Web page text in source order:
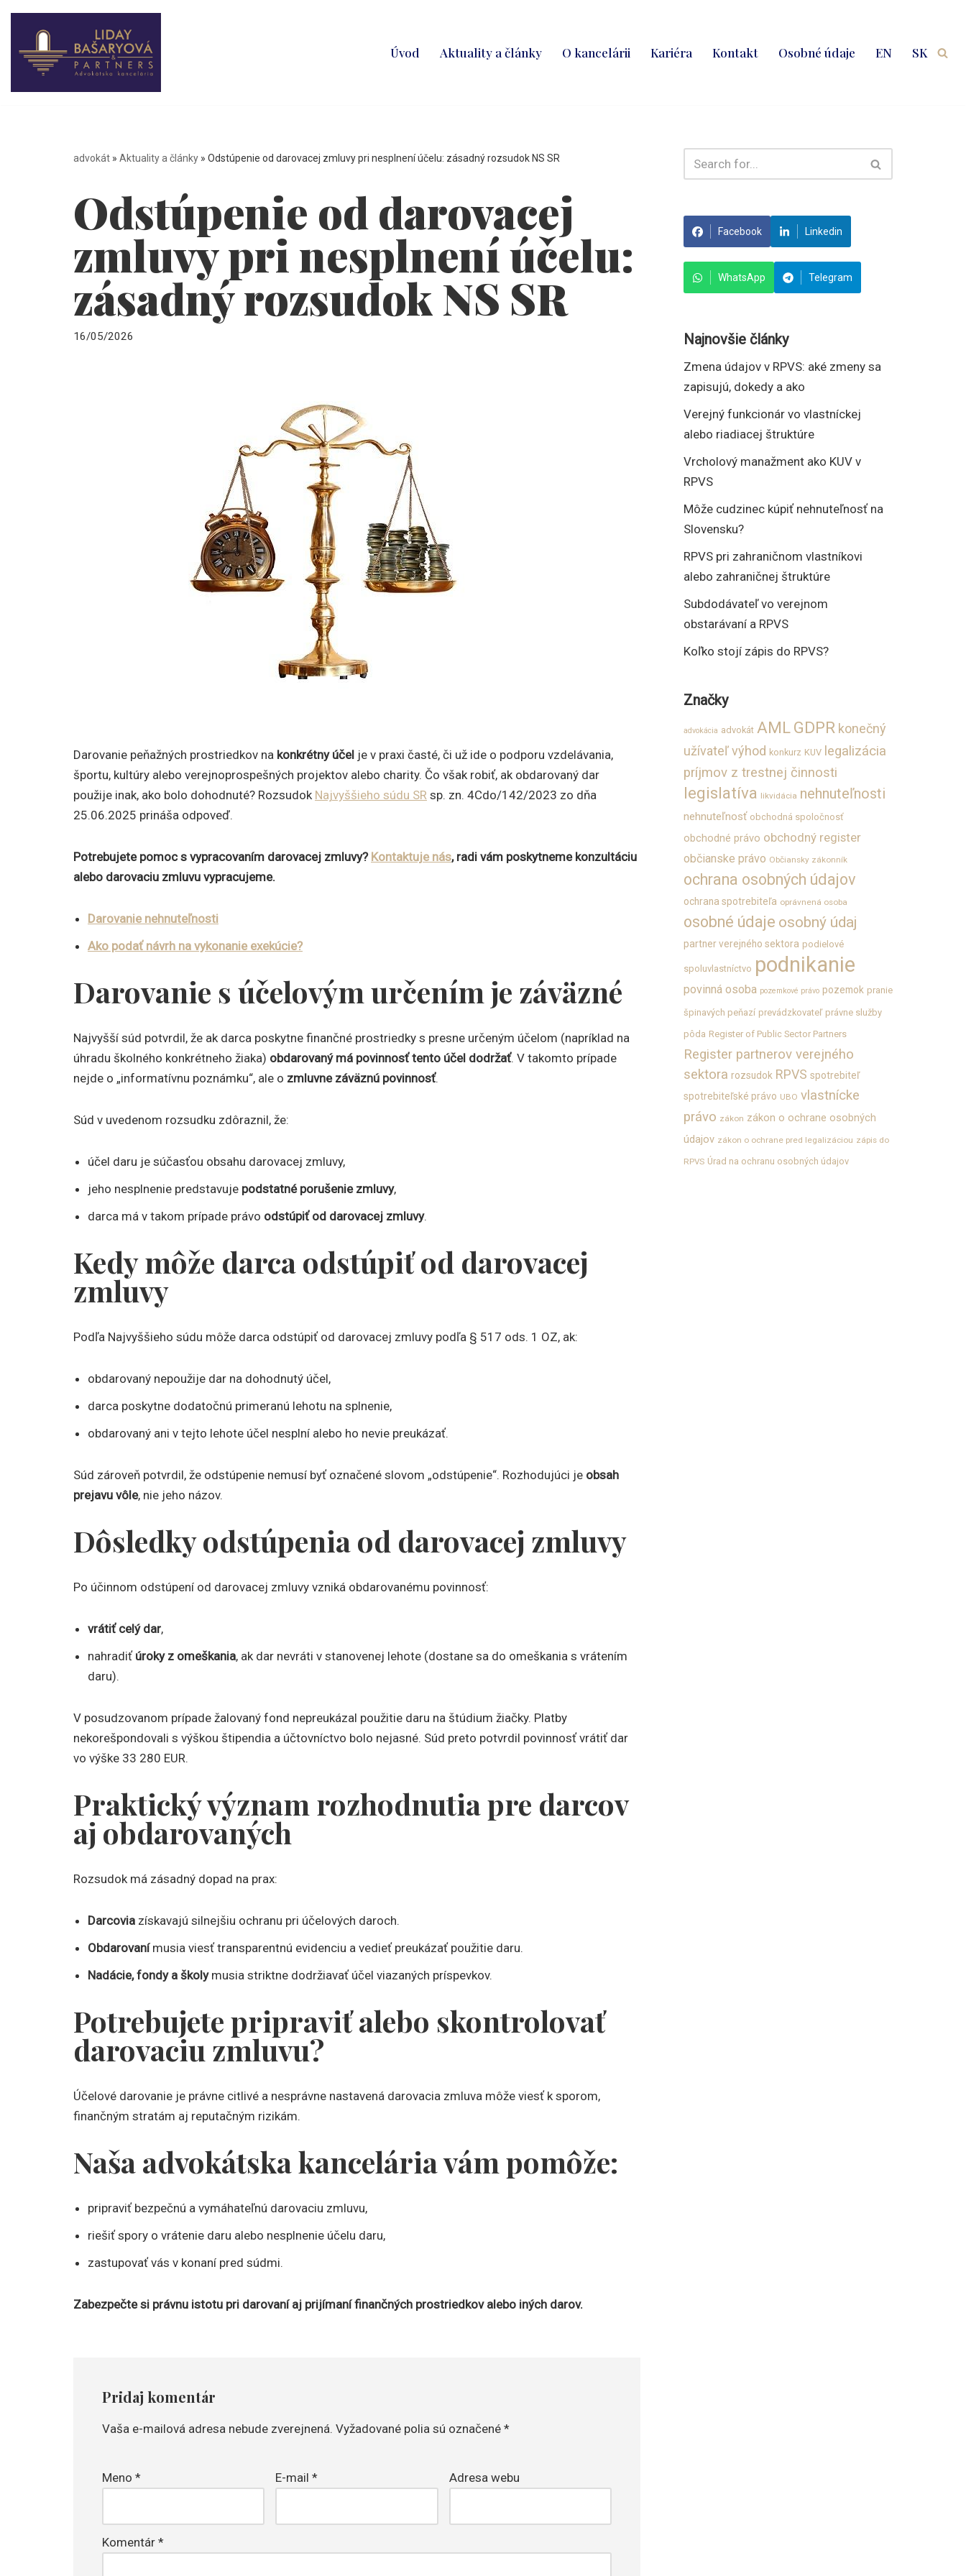
Preskočiť
Úvod Aktuality a články O kancelárii Kariéra Kontakt Osobné údaje EN SK
advokát » Aktuality a články » Odstúpenie od darovacej zmluvy pri nesplnení účelu: zásadný rozsudok NS SR
Odstúpenie od darovacej
zmluvy pri nesplnení účelu:
zásadný rozsudok NS SR
16/05/2026
Darovanie peňažných prostriedkov na konkrétny účel je v praxi časté, či už ide o podporu vzdelávania,
športu, kultúry alebo verejnoprospešných projektov alebo charity. Čo však robiť, ak obdarovaný dar
použije inak, ako bolo dohodnuté? Rozsudok Najvyššieho súdu SR sp. zn. 4Cdo/142/2023 zo dňa
25.06.2025 prináša odpoveď.
Potrebujete pomoc s vypracovaním darovacej zmluvy? Kontaktuje nás, radi vám poskytneme konzultáciu
alebo darovaciu zmluvu vypracujeme.
Darovanie nehnuteľnosti
Ako podať návrh na vykonanie exekúcie?
Darovanie s účelovým určením je záväzné
Najvyšší súd potvrdil, že ak darca poskytne finančné prostriedky s presne určeným účelom (napríklad na
úhradu školného konkrétneho žiaka) obdarovaný má povinnosť tento účel dodržať. V takomto prípade
nejde o „informatívnu poznámku“, ale o zmluvne záväznú povinnosť.
Súd v uvedenom rozsudku zdôraznil, že:
účel daru je súčasťou obsahu darovacej zmluvy,
jeho nesplnenie predstavuje podstatné porušenie zmluvy,
darca má v takom prípade právo odstúpiť od darovacej zmluvy.
Kedy môže darca odstúpiť od darovacej
zmluvy
Podľa Najvyššieho súdu môže darca odstúpiť od darovacej zmluvy podľa § 517 ods. 1 OZ, ak:
obdarovaný nepoužije dar na dohodnutý účel,
darca poskytne dodatočnú primeranú lehotu na splnenie,
obdarovaný ani v tejto lehote účel nesplní alebo ho nevie preukázať.
Súd zároveň potvrdil, že odstúpenie nemusí byť označené slovom „odstúpenie“. Rozhodujúci je obsah
prejavu vôle, nie jeho názov.
Dôsledky odstúpenia od darovacej zmluvy
Po účinnom odstúpení od darovacej zmluvy vzniká obdarovanému povinnosť:
vrátiť celý dar,
nahradiť úroky z omeškania, ak dar nevráti v stanovenej lehote (dostane sa do omeškania s vrátením
daru).
V posudzovanom prípade žalovaný fond nepreukázal použitie daru na štúdium žiačky. Platby
nekorešpondovali s výškou štipendia a účtovníctvo bolo nejasné. Súd preto potvrdil povinnosť vrátiť dar
vo výške 33 280 EUR.
Praktický význam rozhodnutia pre darcov
aj obdarovaných
Rozsudok má zásadný dopad na prax:
Darcovia získavajú silnejšiu ochranu pri účelových daroch.
Obdarovanímusia viesť transparentnú evidenciu a vedieť preukázať použitie daru.
Nadácie, fondy a školymusia striktne dodržiavať účel viazaných príspevkov.
Potrebujete pripraviť alebo skontrolovať
darovaciu zmluvu?
Účelové darovanie je právne citlivé a nesprávne nastavená darovacia zmluva môže viesť k sporom,
finančným stratám aj reputačným rizikám.
Naša advokátska kancelária vám pomôže:
pripraviť bezpečnú a vymáhateľnú darovaciu zmluvu,
riešiť spory o vrátenie daru alebo nesplnenie účelu daru,
zastupovať vás v konaní pred súdmi.
Zabezpečte si právnu istotu pri darovaní aj prijímaní finančných prostriedkov alebo iných darov.
Pridaj komentár
Vaša e-mailová adresa nebude zverejnená. Vyžadované polia sú označené *
Meno * E-mail* Adresa webu
Komentár *
Facebook Linkedin
WhatsApp Telegram
Najnovšie články
Zmena údajov v RPVS: aké zmeny sa
zapisujú, dokedy a ako
Verejný funkcionár vo vlastníckej
alebo riadiacej štruktúre
Vrcholový manažment ako KUV v
RPVS
Môže cudzinec kúpiť nehnuteľnosť na
Slovensku?
RPVS pri zahraničnom vlastníkovi
alebo zahraničnej štruktúre
Subdodávateľ vo verejnom
obstarávaní a RPVS
Koľko stojí zápis do RPVS?
Značky
advokácia advokát AML GDPR konečný
užívateľ výhod konkurz KUV legalizácia
príjmov z trestnej činnosti
legislatíva likvidácia nehnuteľnosti
nehnuteľnosť obchodná spoločnosť
obchodné právo obchodný register
občianske právo Občiansky zákonník
ochrana osobných údajov
ochrana spotrebiteľa oprávnená osoba
osobné údaje osobný údaj
partner verejného sektora podielové
spoluvlastníctvo podnikanie
povinná osoba pozemkové právo pozemok pranie
špinavých peňazí prevádzkovateľ právne služby
pôda Register of Public Sector Partners
Register partnerov verejného
sektora rozsudok RPVS spotrebiteľ
spotrebiteľské právo UBO vlastnícke
právo zákon zákon o ochrane osobných
údajov zákon o ochrane pred legalizáciou zápis do
RPVS Úrad na ochranu osobných údajov